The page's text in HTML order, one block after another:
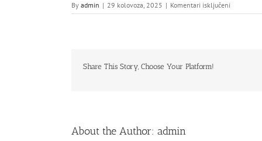
By admin | 29 kolovoza, 2025 | Komentari isključeni
posta
Share This Story, Choose Your Platform!
About the Author: admin